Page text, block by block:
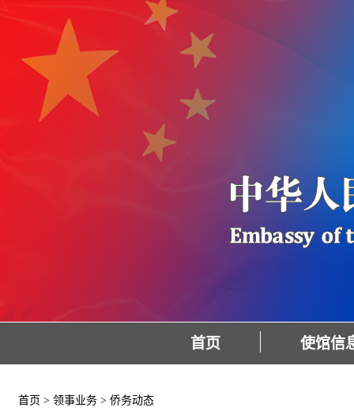
首页 使馆信
首页 > 领事业务 > 侨务动态